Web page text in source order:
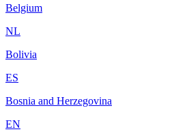
Belgium
NL
Bolivia
ES
Bosnia and Herzegovina
EN